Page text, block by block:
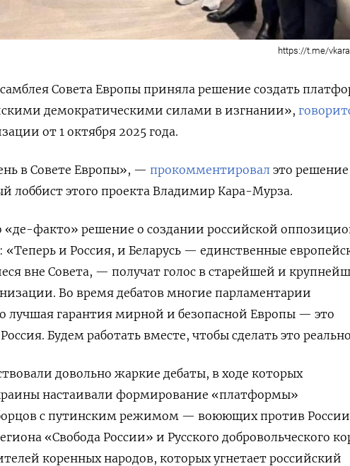
https://t.me/
Совета Европы приняла решение создать
демократическими силами в изгнании»,
от 1 октября 2025 года.
в Совете Европы», — прокомментировал это решение
лоббист этого проекта Владимир Кара-Мурза.
«де-факто» решение о создании российской
«Теперь и Россия, и Беларусь — единственные
вне Совета, — получат голос в старейшей и
Во время дебатов многие парламентарии
лучшая гарантия мирной и безопасной Европы — это
Будем работать вместе, чтобы сделать это
довольно жаркие дебаты, в ходе которых
настаивали формирование «платформы»
с путинским режимом — воюющих против России
«Свобода России» и Русского добровольческого
коренных народов, которых угнетает российский